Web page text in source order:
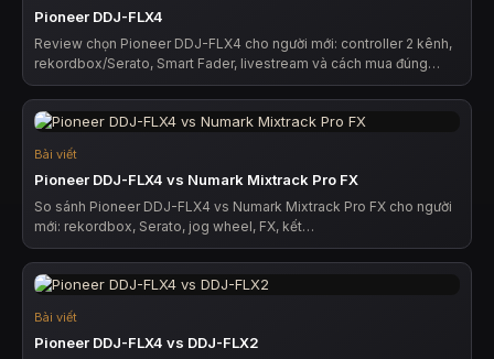
Pioneer DDJ-FLX4
Review chọn Pioneer DDJ-FLX4 cho người mới: controller 2 kênh,
rekordbox/Serato, Smart Fader, livestream và cách mua đúng…
Bài viết
Pioneer DDJ-FLX4 vs Numark Mixtrack Pro FX
So sánh Pioneer DDJ-FLX4 vs Numark Mixtrack Pro FX cho người
mới: rekordbox, Serato, jog wheel, FX, kết…
Bài viết
Pioneer DDJ-FLX4 vs DDJ-FLX2